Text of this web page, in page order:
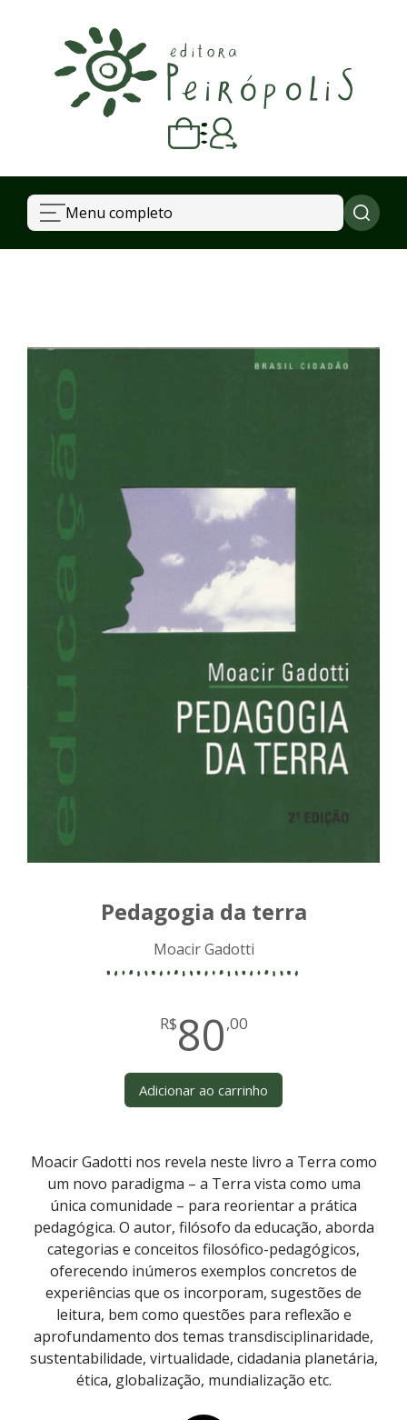
Carrinho vazio
Quando escolher seus livros, eles aparecem aqui.
Menu completo
Pedagogia da terra
Moacir Gadotti
R$80,00
Adicionar ao carrinho
Moacir Gadotti nos revela neste livro a Terra como
um novo paradigma – a Terra vista como uma
única comunidade – para reorientar a prática
pedagógica. O autor, filósofo da educação, aborda
categorias e conceitos filosófico-pedagógicos,
oferecendo inúmeros exemplos concretos de
experiências que os incorporam, sugestões de
leitura, bem como questões para reflexão e
aprofundamento dos temas transdisciplinaridade,
sustentabilidade, virtualidade, cidadania planetária,
ética, globalização, mundialização etc.